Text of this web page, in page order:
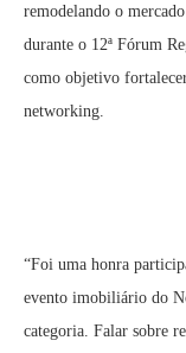
remodelando o
durante o 12ª Fórum
como objetivo
networking.
“Foi uma honra
evento imobiliário do
categoria. Falar sobre